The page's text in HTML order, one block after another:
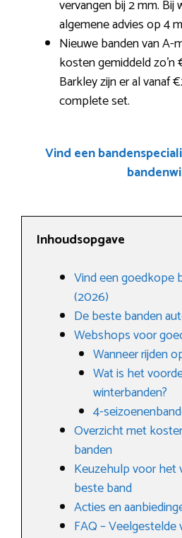
vervangen bij 2 mm.
algemene advies op 4
Nieuwe banden van A-
kosten gemiddeld
Barkley zijn er al vanaf
complete set.
Vind een
Inhoudsopgave
Vind een goedkope
(2026)
De beste banden
Webshops voor
Wanneer rijden
Wat is het
winterbanden?
4-
Overzicht met
banden
Keuzehulp voor het
beste band
Acties en
FAQ – Veelgestelde